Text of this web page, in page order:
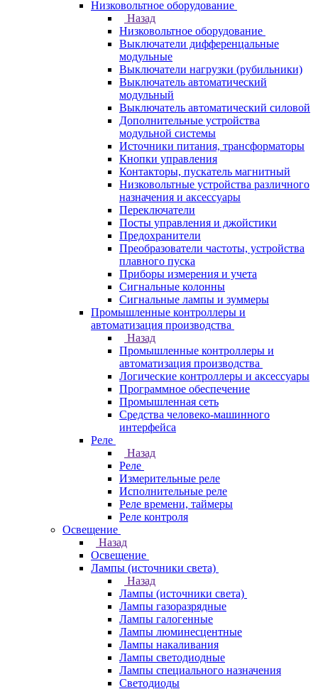
Низковольтное оборудование
Назад
Низковольтное оборудование
Выключатели дифференцальные
модульные
Выключатели нагрузки (рубильники)
Выключатель автоматический
модульный
Выключатель автоматический силовой
Дополнительные устройства
модульной системы
Источники питания, трансформаторы
Кнопки управления
Контакторы, пускатель магнитный
Низковольтные устройства различного
назначения и аксессуары
Переключатели
Посты управления и джойстики
Предохранители
Преобразователи частоты, устройства
плавного пуска
Приборы измерения и учета
Сигнальные колонны
Сигнальные лампы и зуммеры
Промышленные контроллеры и
автоматизация производства
Назад
Промышленные контроллеры и
автоматизация производства
Логические контроллеры и аксессуары
Программное обеспечение
Промышленная сеть
Средства человеко-машинного
интерфейса
Реле
Назад
Реле
Измерительные реле
Исполнительные реле
Реле времени, таймеры
Реле контроля
Освещение
Назад
Освещение
Лампы (источники света)
Назад
Лампы (источники света)
Лампы газоразрядные
Лампы галогенные
Лампы люминесцентные
Лампы накаливания
Лампы светодиодные
Лампы специального назначения
Светодиоды